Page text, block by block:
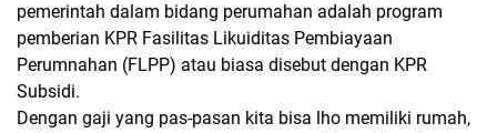
pemerintah dalam bidang perumahan adalah program
pemberian KPR Fasilitas Likuiditas Pembiayaan
Perumnahan (FLPP) atau biasa disebut dengan KPR
Subsidi.
Dengan gaji yang pas-pasan kita bisa lho memiliki rumah,